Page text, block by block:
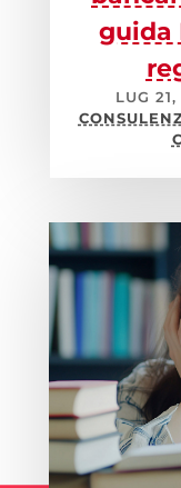
guida
LUG